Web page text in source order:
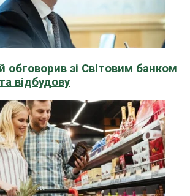
обговорив зі Світовим банком
відбудову